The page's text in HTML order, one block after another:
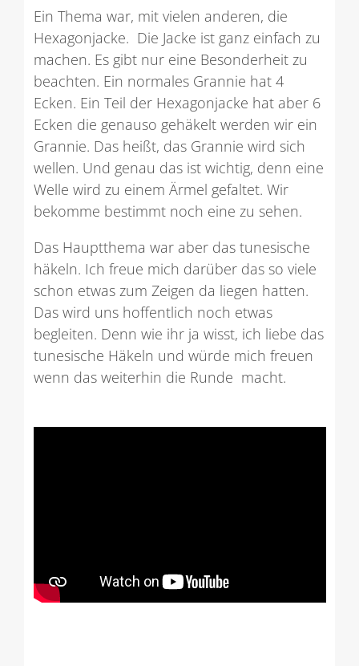
Ein Thema war, mit vielen anderen, die
Hexagonjacke. Die Jacke ist ganz einfach zu
machen. Es gibt nur eine Besonderheit zu
beachten. Ein normales Grannie hat 4
Ecken. Ein Teil der Hexagonjacke hat aber 6
Ecken die genauso gehäkelt werden wir ein
Grannie. Das heißt, das Grannie wird sich
wellen. Und genau das ist wichtig, denn eine
Welle wird zu einem Ärmel gefaltet. Wir
bekomme bestimmt noch eine zu sehen.
Das Hauptthema war aber das tunesische
häkeln. Ich freue mich darüber das so viele
schon etwas zum Zeigen da liegen hatten.
Das wird uns hoffentlich noch etwas
begleiten. Denn wie ihr ja wisst, ich liebe das
tunesische Häkeln und würde mich freuen
wenn das weiterhin die Runde macht.